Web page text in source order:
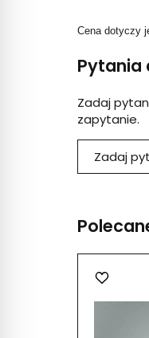
Cena dotyczy
Pytania
Zadaj
zapytanie.
Zadaj